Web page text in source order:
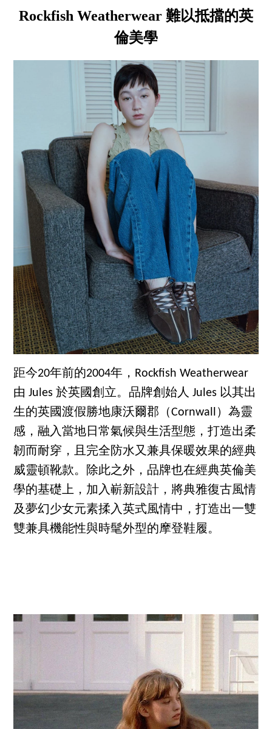
Rockfish Weatherwear 難以抵擋的英
倫美學
距今20年前的2004年，Rockfish Weatherwear
由 Jules 於英國創立。品牌創始人 Jules 以其出
生的英國渡假勝地康沃爾郡（Cornwall）為靈
感，融入當地日常氣候與生活型態，打造出柔
韌而耐穿，且完全防水又兼具保暖效果的經典
威靈頓靴款。除此之外，品牌也在經典英倫美
學的基礎上，加入嶄新設計，將典雅復古風情
及夢幻少女元素揉入英式風情中，打造出一雙
雙兼具機能性與時髦外型的摩登鞋履。